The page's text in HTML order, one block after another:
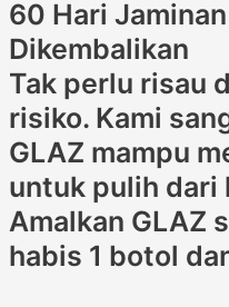
60 Hari
Dikembalikan
Tak perlu risau
risiko. Kami
GLAZ mampu
untuk pulih dari
Amalkan GLAZ
habis 1 botol